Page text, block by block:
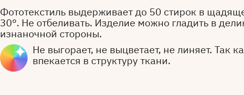
Фототекстиль выдерживает до 50 стирок в
30°. Не отбеливать. Изделие можно гладить в
изнаночной стороны.
Не выгорает, не выцветает, не линяет. Так
впекается в структуру ткани.